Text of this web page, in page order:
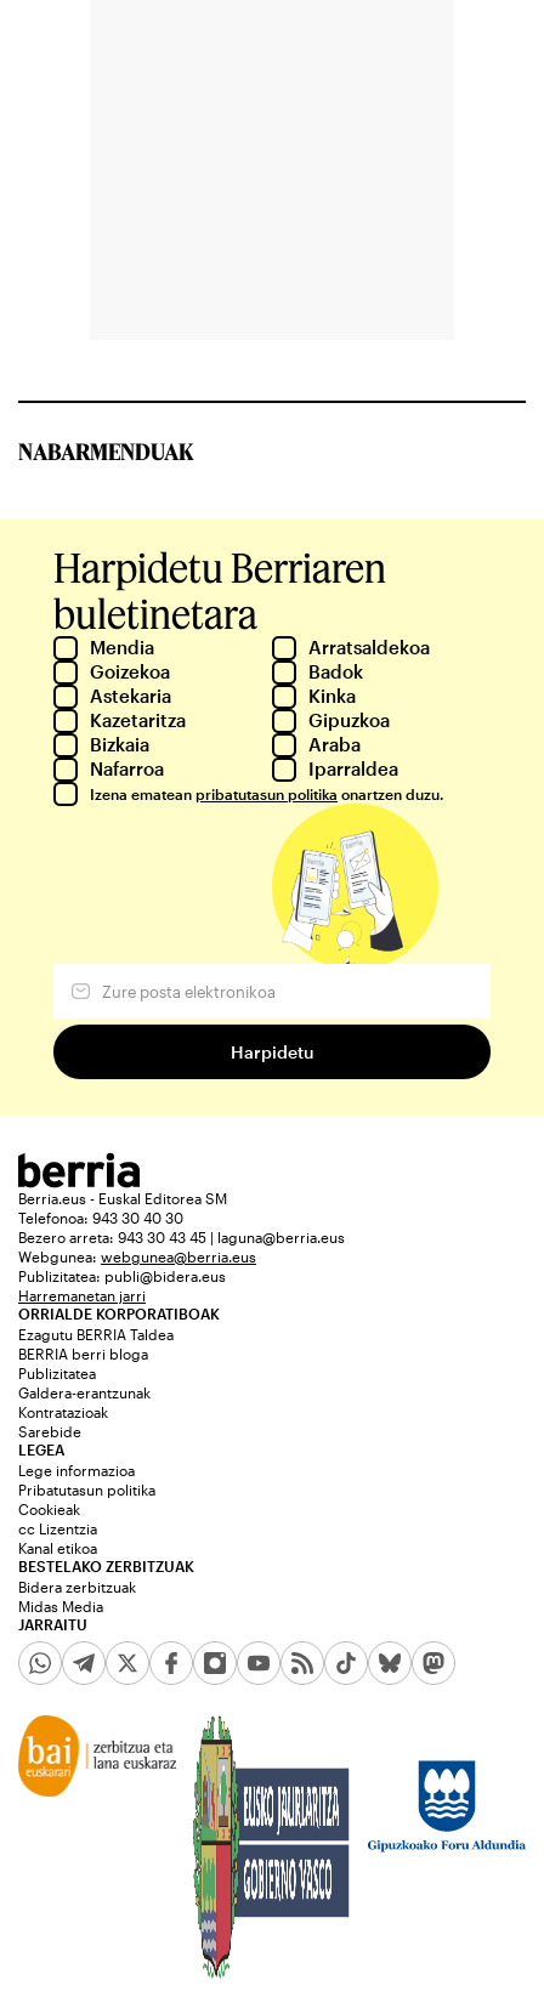
NABARMENDUAK
Harpidetu Berriaren
buletinetara
Mendia
Arratsaldekoa
Goizekoa
Badok
Astekaria
Kinka
Kazetaritza
Gipuzkoa
Bizkaia
Araba
Nafarroa
Iparraldea
Izena ematean pribatutasun politika onartzen duzu.
Berria.eus - Euskal Editorea SM
Telefonoa: 943 30 40 30
Bezero arreta: 943 30 43 45 | laguna@berria.eus
Webgunea: webgunea@berria.eus
Publizitatea: publi@bidera.eus
Harremanetan jarri
ORRIALDE KORPORATIBOAK
Ezagutu BERRIA Taldea
BERRIA berri bloga
Publizitatea
Galdera-erantzunak
Kontratazioak
Sarebide
JARRAITU
LEGEA
Lege informazioa
Pribatutasun politika
Cookieak
cc Lizentzia
Kanal etikoa
BESTELAKO ZERBITZUAK
Bidera zerbitzuak
Midas Media